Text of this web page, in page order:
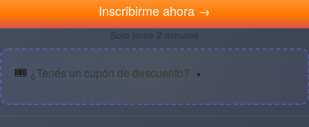
Inscribirme ahora →
Solo toma 2 minutos
🎟️ ¿Tenés un cupón de descuento? ▼